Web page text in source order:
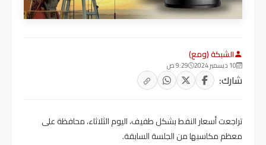
الشبكة (ومع)
10 ديسمبر 2024 9:29 ص
شارك:
تراجعت أسعار النفط بشكل طفيف، اليوم الثلاثاء، محافظة على
معظم مكاسبها من الجلسة السابقة.